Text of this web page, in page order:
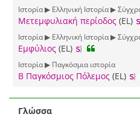
Ιστορία ▶ Ελληνική Ιστορία ▶
Μετεμφυλιακή περίοδος (EL)
Ιστορία ▶ Ελληνική Ιστορία ▶
Εμφύλιος (EL)
Ιστορία ▶ Παγκόσμια ιστορία
Β Παγκόσμιος Πόλεμος (EL)
Γλώσσα